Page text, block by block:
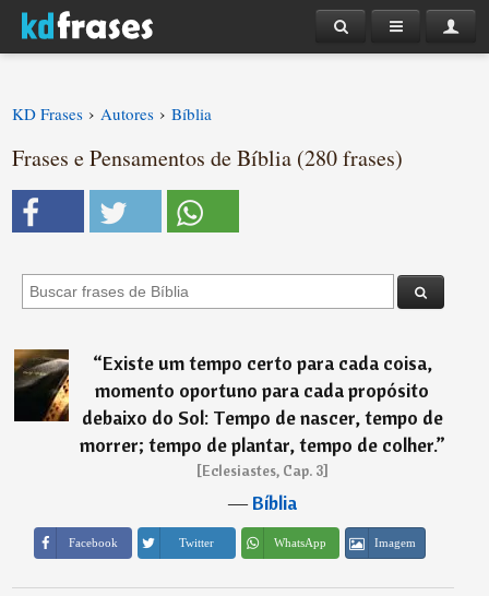
KD Frases › Autores › Bíblia
Frases e Pensamentos de Bíblia (280 frases)
“Existe um tempo certo para cada coisa,
momento oportuno para cada propósito
debaixo do Sol: Tempo de nascer, tempo de
morrer; tempo de plantar, tempo de colher.”
[Eclesiastes, Cap. 3]
―Bíblia
Facebook Twitter WhatsApp Imagem